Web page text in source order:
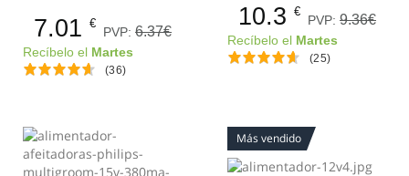
7.01 €
PVP: 6.37€
Recíbelo el Martes
(36)
10.3 €
PVP: 9.36€
Recíbelo el Martes
(25)
Más vendido